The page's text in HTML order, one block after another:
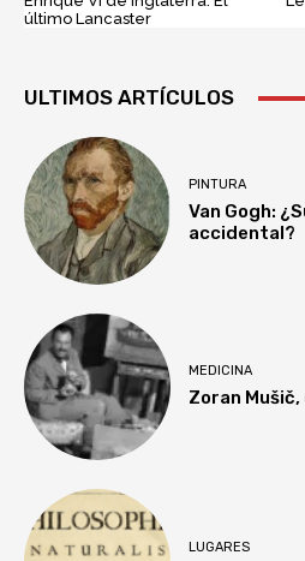
último Lancaster
ULTIMOS ARTÍCULOS
PINTURA
Van Gogh:
accidental?
MEDICINA
Zoran
LUGARES